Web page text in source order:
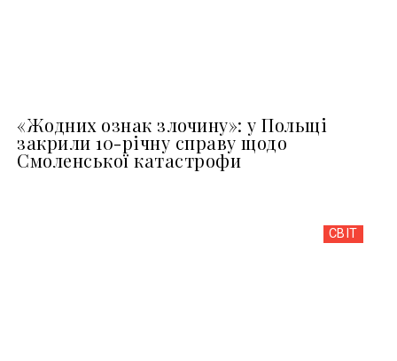
«Жодних ознак злочину»: у Польщі
закрили 10-річну справу щодо
Смоленської катастрофи
СВІТ